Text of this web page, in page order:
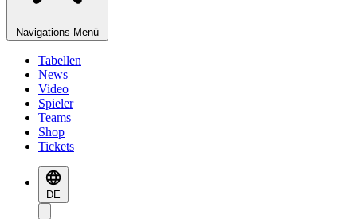
Navigations-Menü
Tabellen
News
Video
Spieler
Teams
Shop
Tickets
DE